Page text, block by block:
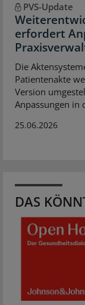
PVS-Update
erfordert
Die
Patientenakte
Version
Anpassungen in
25.06.2026
DAS